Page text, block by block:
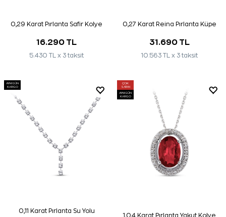
0,29 Karat Pırlanta Safir Kolye
16.290 TL
5.430 TL x 3 taksit
0,27 Karat Reina Pırlanta Küpe
31.690 TL
10.563 TL x 3 taksit
AYNI GÜN
KARGO
0,11 Karat Pırlanta Su Yolu
ÇOK
SATAN
AYNI GÜN
KARGO
1,04 Karat Pırlanta Yakut Kolye